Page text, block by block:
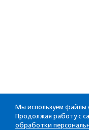
Мы используем файлы
Продолжая работу с
обработки